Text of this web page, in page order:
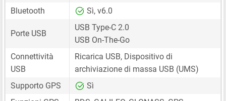
Bluetooth
Sì, v6.0
Porte USB
USB Type-C 2.0
USB On-The-Go
Connettività
USB
Ricarica USB, Dispositivo di
archiviazione di massa USB (UMS)
Supporto GPS
Sì